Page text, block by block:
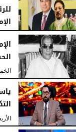
الخميس، 6 أغسطس 2026
الخميس،
الأربعاء، 5